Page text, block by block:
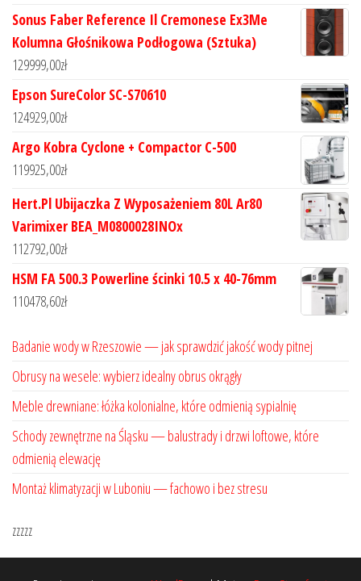
Sonus Faber Reference Il Cremonese Ex3Me
Kolumna Głośnikowa Podłogowa (Sztuka)
129999,00zł
Epson SureColor SC-S70610
124929,00zł
Argo Kobra Cyclone + Compactor C-500
119925,00zł
Hert.Pl Ubijaczka Z Wyposażeniem 80L Ar80
Varimixer BEA_M0800028INOx
112792,00zł
HSM FA 500.3 Powerline ścinki 10.5 x 40-76mm
110478,60zł
Badanie wody w Rzeszowie — jak sprawdzić jakość wody pitnej
Obrusy na wesele: wybierz idealny obrus okrągły
Meble drewniane: łóżka kolonialne, które odmienią sypialnię
Schody zewnętrzne na Śląsku — balustrady i drzwi loftowe, które
odmienią elewację
Montaż klimatyzacji w Luboniu — fachowo i bez stresu
zzzzz